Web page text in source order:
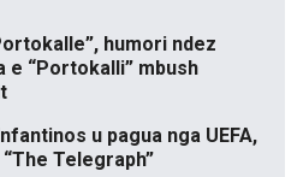
humori ndez
e “Portokalli” mbush
u pagua nga UEFA,
Telegraph”